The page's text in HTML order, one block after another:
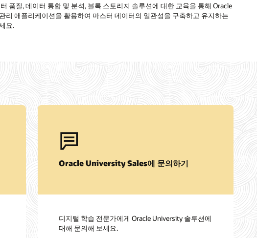
품질, 데이터 통합 및 분석, 블록 스토리지 솔루션에 대한 교육을 통해 Oracle
리 애플리케이션을 활용하여 마스터 데이터의 일관성을 구축하고 유지하는
요.
Oracle University Sales에 문의하기
디지털 학습 전문가에게 Oracle University 솔루션에
대해 문의해 보세요.